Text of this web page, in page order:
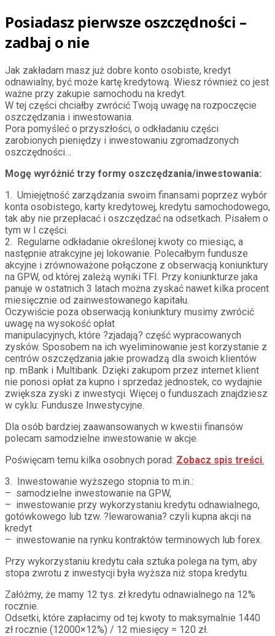
Posiadasz pierwsze oszczędności –
zadbaj o nie
Jak zakładam masz już dobre konto osobiste, kredyt
odnawialny, być może kartę kredytową. Wiesz również co jest
ważne przy zakupie samochodu na kredyt.
W tej części chciałby zwrócić Twoją uwagę na rozpoczęcie
oszczędzania i inwestowania.
Pora pomyśleć o przyszłości, o odkładaniu części
zarobionych pieniędzy i inwestowaniu zgromadzonych
oszczędności…
Mogę wyróżnić trzy formy oszczędzania/inwestowania:
1. Umiejętność zarządzania swoim finansami poprzez wybór
konta osobistego, karty kredytowej, kredytu samochodowego,
tak aby nie przepłacać i oszczędzać na odsetkach. Pisałem o
tym w I części.
2. Regularne odkładanie określonej kwoty co miesiąc, a
następnie atrakcyjne jej lokowanie. Polecałbym fundusze
akcyjne i zrównoważone połączone z obserwacją koniunktury
na GPW, od której zależą wyniki TFI. Przy koniunkturze jaka
panuje w ostatnich 3 latach można zyskać nawet kilka procent
miesięcznie od zainwestowanego kapitału.
Oczywiście poza obserwacją koniunktury musimy zwrócić
uwagę na wysokość opłat
manipulacyjnych, które ?zjadają? część wypracowanych
zysków. Sposobem na ich wyeliminowanie jest korzystanie z
centrów oszczędzania jakie prowadzą dla swoich klientów
np. mBank i Multibank. Dzięki zakupom przez internet klient
nie ponosi opłat za kupno i sprzedaż jednostek, co wydajnie
zwiększa zyski z inwestycji. Więcej o funduszach znajdziesz
w cyklu: Fundusze Inwestycyjne.
Dla osób bardziej zaawansowanych w kwestii finansów
polecam samodzielne inwestowanie w akcje.
Poświęcam temu kilka osobnych porad: Zobacz spis treści.
3. Inwestowanie wyższego stopnia to m.in.:
– samodzielne inwestowanie na GPW,
– inwestowanie przy wykorzystaniu kredytu odnawialnego,
gotówkowego lub tzw. ?lewarowania? czyli kupna akcji na
kredyt
– inwestowanie na rynku kontraktów terminowych lub forex.
Przy wykorzystaniu kredytu cała sztuka polega na tym, aby
stopa zwrotu z inwestycji była wyższa niż stopa kredytu.
Załóżmy, że mamy 12 tys. zł kredytu odnawialnego na 12%
rocznie.
Odsetki, które zapłacimy od tej kwoty to maksymalnie 1440
zł rocznie (12000×12%) / 12 miesięcy = 120 zł.